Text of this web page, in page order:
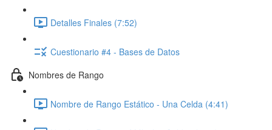
Detalles Finales (7:52)
Cuestionario #4 - Bases de Datos
Nombres de Rango
Nombre de Rango Estático - Una Celda (4:41)